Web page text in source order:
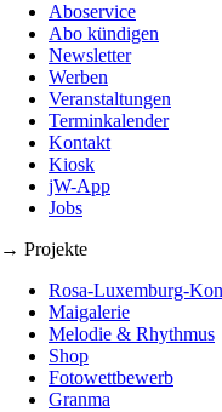
Aboservice
Abo kündigen
Newsletter
Werben
Veranstaltungen
Terminkalender
Kontakt
Kiosk
jW-App
Jobs
→ Projekte
Rosa-Luxemburg-
Maigalerie
Melodie & Rhythmus
Shop
Fotowettbewerb
Granma